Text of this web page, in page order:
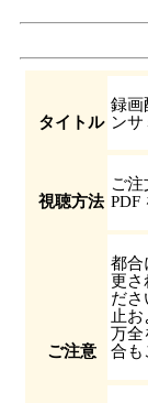
タイトル
録画
ンサ
視聴方法
ご注
PDF
ご注意
都合
更さ
ださ
止
万全
合も